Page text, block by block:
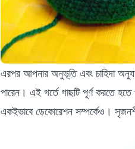
এরপর আপনার অনুভূতি এবং চাহিদা
পারেন। এই গর্তে গাছটি পূর্ণ করতে হতে
একইভাবে ডেকোরেশন সম্পর্কেও।